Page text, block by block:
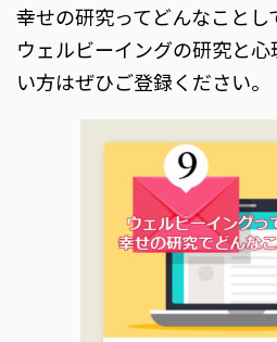
幸せの研究ってどんなことし
ウェルビーイングの研究と
い方はぜひご登録ください。